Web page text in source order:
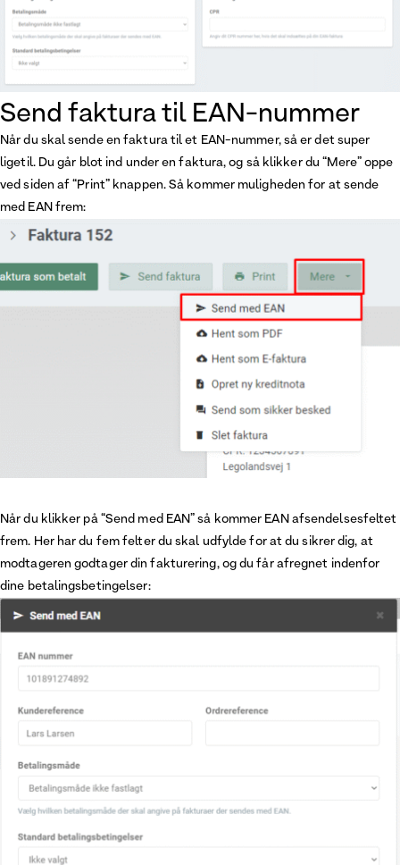
Send faktura til EAN-nummer
Når du skal sende en faktura til et EAN-nummer, så er det super
ligetil. Du går blot ind under en faktura, og så klikker du “Mere” oppe
ved siden af “Print” knappen. Så kommer muligheden for at sende
med EAN frem:
Når du klikker på “Send med EAN” så kommer EAN afsendelsesfeltet
frem. Her har du fem felter du skal udfylde for at du sikrer dig, at
modtageren godtager din fakturering, og du får afregnet indenfor
dine betalingsbetingelser: